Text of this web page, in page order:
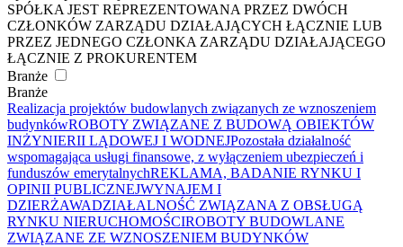
SPÓŁKA JEST REPREZENTOWANA PRZEZ DWÓCH
CZŁONKÓW ZARZĄDU DZIAŁAJĄCYCH ŁĄCZNIE LUB
PRZEZ JEDNEGO CZŁONKA ZARZĄDU DZIAŁAJĄCEGO
ŁĄCZNIE Z PROKURENTEM
Branże
Branże
Realizacja projektów budowlanych związanych ze wznoszeniem
budynkówROBOTY ZWIĄZANE Z BUDOWĄ OBIEKTÓW
INŻYNIERII LĄDOWEJ I WODNEJPozostała działalność
wspomagająca usługi finansowe, z wyłączeniem ubezpieczeń i
funduszów emerytalnychREKLAMA, BADANIE RYNKU I
OPINII PUBLICZNEJWYNAJEM I
DZIERŻAWADZIAŁALNOŚĆ ZWIĄZANA Z OBSŁUGĄ
RYNKU NIERUCHOMOŚCIROBOTY BUDOWLANE
ZWIĄZANE ZE WZNOSZENIEM BUDYNKÓW